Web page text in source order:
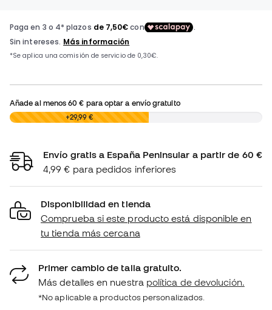
Añade al menos60 € para optar a envío gratuito
0,00 € +29,99 €
Envío gratis a España Peninsular a partir de 60 €
4,99 € para pedidos inferiores
Disponibilidad en tienda
Comprueba si este producto está disponible en
tu tienda más cercana
Primer cambio de talla gratuito.
Más detalles en nuestra política de devolución.
*No aplicable a productos personalizados.